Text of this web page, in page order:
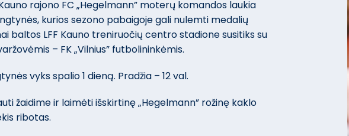
rajono FC „Hegelmann” moterų komandos laukia
kurios sezono pabaigoje gali nulemti medalių
baltos LFF Kauno treniruočių centro stadione susitiks su
– FK „Vilnius” futbolininkėmis.
vyks spalio 1 dieną. Pradžia – 12 val.
žaidime ir laimėti išskirtinę „Hegelmann” rožinę kaklo
ribotas.